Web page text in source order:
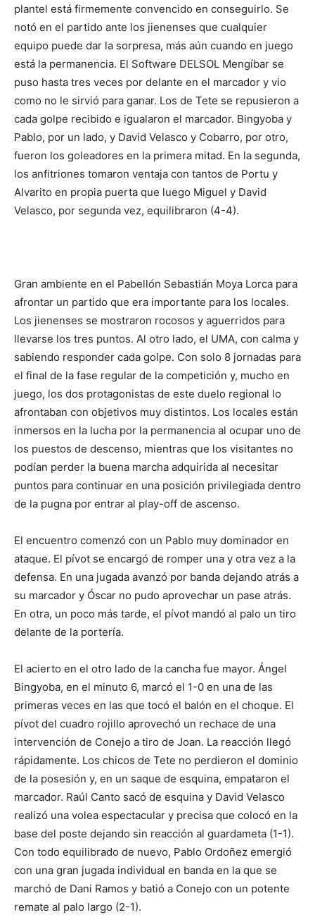
plantel está firmemente convencido en conseguirlo. Se
notó en el partido ante los jienenses que cualquier
equipo puede dar la sorpresa, más aún cuando en juego
está la permanencia. El Software DELSOL Mengíbar se
puso hasta tres veces por delante en el marcador y vio
como no le sirvió para ganar. Los de Tete se repusieron a
cada golpe recibido e igualaron el marcador. Bingyoba y
Pablo, por un lado, y David Velasco y Cobarro, por otro,
fueron los goleadores en la primera mitad. En la segunda,
los anfitriones tomaron ventaja con tantos de Portu y
Alvarito en propia puerta que luego Miguel y David
Velasco, por segunda vez, equilibraron (4-4).
Gran ambiente en el Pabellón Sebastián Moya Lorca para
afrontar un partido que era importante para los locales.
Los jienenses se mostraron rocosos y aguerridos para
llevarse los tres puntos. Al otro lado, el UMA, con calma y
sabiendo responder cada golpe. Con solo 8 jornadas para
el final de la fase regular de la competición y, mucho en
juego, los dos protagonistas de este duelo regional lo
afrontaban con objetivos muy distintos. Los locales están
inmersos en la lucha por la permanencia al ocupar uno de
los puestos de descenso, mientras que los visitantes no
podían perder la buena marcha adquirida al necesitar
puntos para continuar en una posición privilegiada dentro
de la pugna por entrar al play-off de ascenso.
El encuentro comenzó con un Pablo muy dominador en
ataque. El pívot se encargó de romper una y otra vez a la
defensa. En una jugada avanzó por banda dejando atrás a
su marcador y Óscar no pudo aprovechar un pase atrás.
En otra, un poco más tarde, el pívot mandó al palo un tiro
delante de la portería.
El acierto en el otro lado de la cancha fue mayor. Ángel
Bingyoba, en el minuto 6, marcó el 1-0 en una de las
primeras veces en las que tocó el balón en el choque. El
pívot del cuadro rojillo aprovechó un rechace de una
intervención de Conejo a tiro de Joan. La reacción llegó
rápidamente. Los chicos de Tete no perdieron el dominio
de la posesión y, en un saque de esquina, empataron el
marcador. Raúl Canto sacó de esquina y David Velasco
realizó una volea espectacular y precisa que colocó en la
base del poste dejando sin reacción al guardameta (1-1).
Con todo equilibrado de nuevo, Pablo Ordoñez emergió
con una gran jugada individual en banda en la que se
marchó de Dani Ramos y batió a Conejo con un potente
remate al palo largo (2-1).